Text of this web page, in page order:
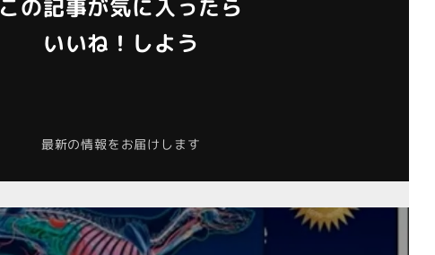
この記事が気に入ったら
いいね！しよう
最新の情報をお届けします